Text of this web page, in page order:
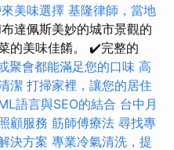
美味選擇 基隆律師，當地
達佩斯美妙的城市景觀的
的美味佳餚。 ✔️完整的
聚會都能滿足您的口味 高
潔 打掃家裡，讓您的居住
語言與SEO的結合 台中月
顧服務 筋師傅療法 尋找專
決方案 專業冷氣清洗，提